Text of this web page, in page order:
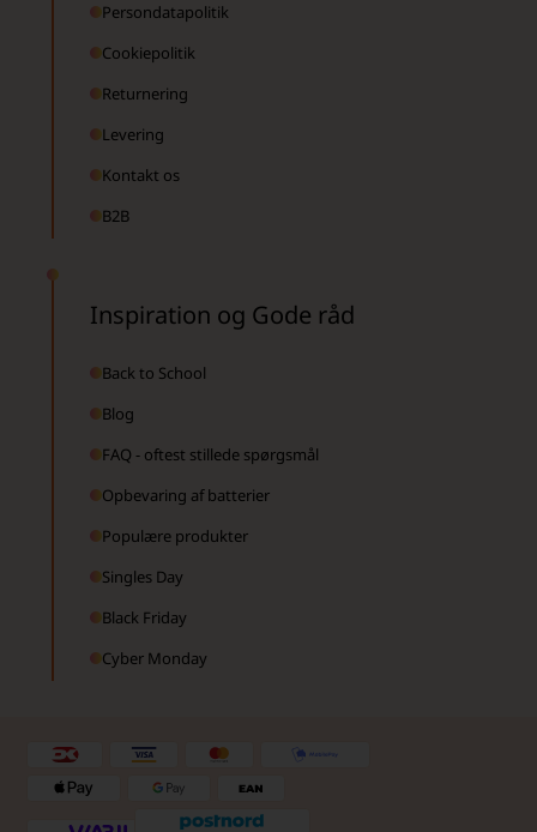
Persondatapolitik
Cookiepolitik
Returnering
Levering
Kontakt os
B2B
Inspiration og Gode råd
Back to School
Blog
FAQ - oftest stillede spørgsmål
Opbevaring af batterier
Populære produkter
Singles Day
Black Friday
Cyber Monday